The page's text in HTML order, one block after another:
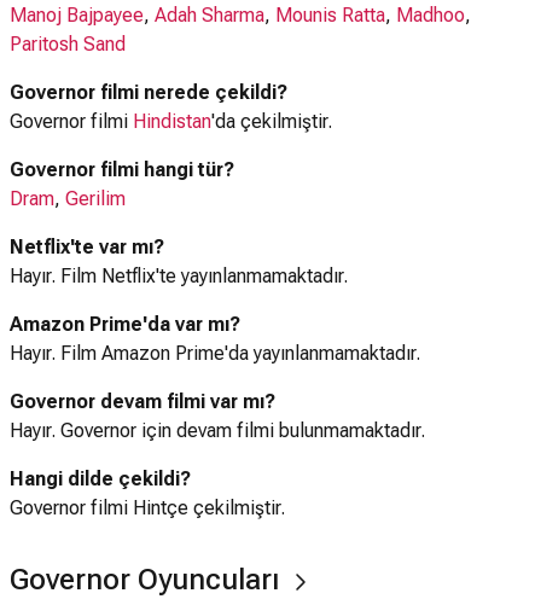
Manoj Bajpayee, Adah Sharma, Mounis Ratta, Madhoo,
Paritosh Sand
Governor filmi nerede çekildi?
Governor filmi Hindistan'da çekilmiştir.
Governor filmi hangi tür?
Dram, Gerilim
Netflix'te var mı?
Hayır. Film Netflix'te yayınlanmamaktadır.
Amazon Prime'da var mı?
Hayır. Film Amazon Prime'da yayınlanmamaktadır.
Governor devam filmi var mı?
Hayır. Governor için devam filmi bulunmamaktadır.
Hangi dilde çekildi?
Governor filmi Hintçe çekilmiştir.
Governor Oyuncuları